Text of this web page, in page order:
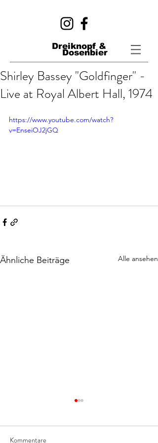
Dreiknopf &
Dosenbier
Shirley Bassey "Goldfinger" -
Live at Royal Albert Hall, 1974
https://www.youtube.com/watch?
v=EnseiOJ2jGQ
Ähnliche Beiträge Alle ansehen
Kommentare